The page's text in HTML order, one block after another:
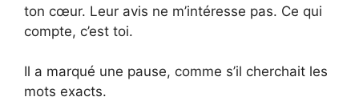
ton cœur. Leur avis ne m’intéresse pas. Ce qui
compte, c’est toi.
Il a marqué une pause, comme s’il cherchait les
mots exacts.